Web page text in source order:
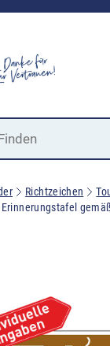
Richtzeichen